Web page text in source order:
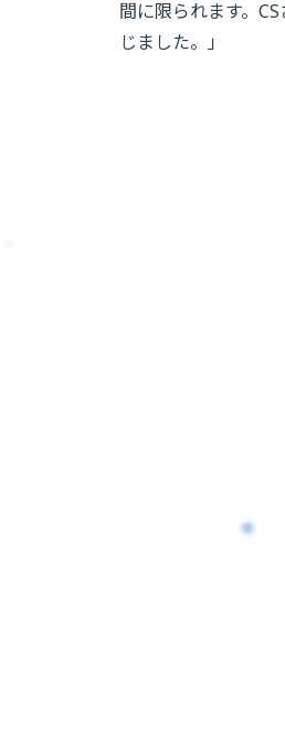
間に限られます。
じました。」